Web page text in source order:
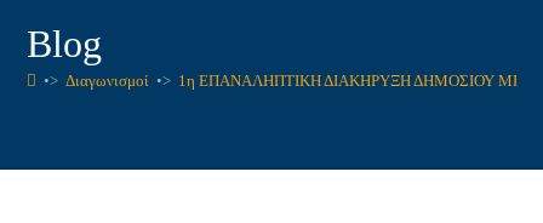
Blog
•> Διαγωνισμοί •> 1η ΕΠΑΝΑΛΗΠΤΙΚΗ ΔΙΑΚΗΡΥΞΗ ΔΗΜΟΣΙΟΥ